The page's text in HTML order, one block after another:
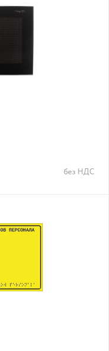
без НДС